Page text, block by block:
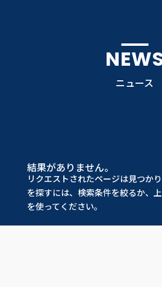
ニュース
結果がありません。
リクエストされたページは見つか
を探すには、検索条件を絞るか、
を使ってください。